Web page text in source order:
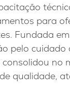
para
Fundada
pelo
no
qualidade,